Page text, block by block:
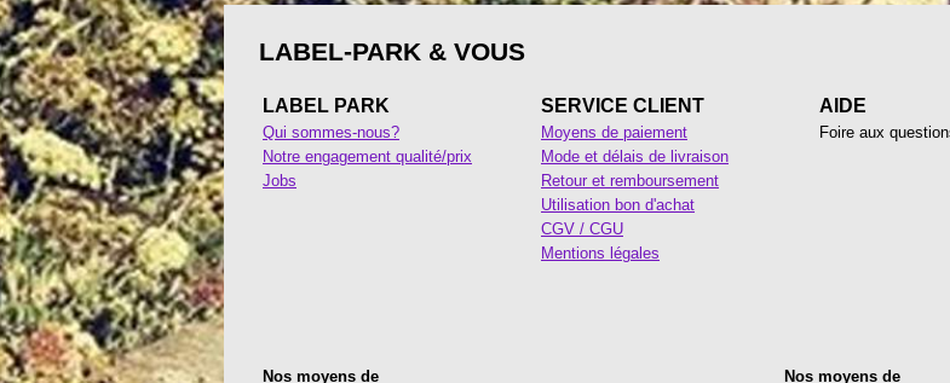
LABEL-PARK & VOUS
LABEL PARK
Qui sommes-nous?
Notre engagement qualité/prix
Jobs
SERVICE CLIENT
Moyens de paiement
Mode et délais de livraison
Retour et remboursement
Utilisation bon d'achat
CGV / CGU
Mentions légales
AIDE
Foire aux
Nos moyens de Nos moyens de